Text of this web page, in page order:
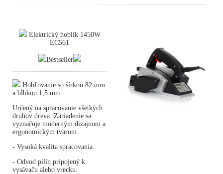
Elektrický hoblík 1450W
EC561
Bestseller
Hobľovanie so šírkou 82 mm
a hĺbkou 1,5 mm.
Určený na spracovanie všetkých
druhov dreva. Zariadenie sa
vyznačuje moderným dizajnom a
ergonomickým tvarom.
- Vysoká kvalita spracovania.
- Odvod pilín pripojený k
vysávaču alebo vrecku.